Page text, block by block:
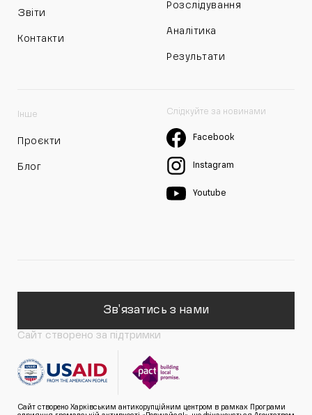
Звіти
Контакти
Розслідування
Аналітика
Результати
Інше
Проєкти
Блог
Слідкуйте за новинами
Facebook
Instagram
Youtube
Зв'язатись з нами
Сайт створено за підтримки
Сайт створено Харківським антикорупційним центром в рамках Програми